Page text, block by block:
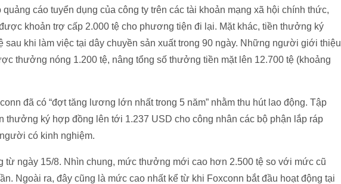
cáo tuyển dụng của công ty trên các tài khoản mạng xã hội chính thức,
khoản trợ cấp 2.000 tệ cho phương tiện đi lại. Mặt khác, tiền thưởng ký
sau khi làm việc tại dây chuyền sản xuất trong 90 ngày. Những người giới thiệu
thưởng nóng 1.200 tệ, nâng tổng số thưởng tiền mặt lên 12.700 tệ (khoảng
đã có “đợt tăng lương lớn nhất trong 5 năm” nhằm thu hút lao động. Tập
thưởng ký hợp đồng lên tới 1.237 USD cho công nhân các bộ phận lắp ráp
có kinh nghiệm.
từ ngày 15/8. Nhìn chung, mức thưởng mới cao hơn 2.500 tệ so với mức cũ
Ngoài ra, đây cũng là mức cao nhất kể từ khi Foxconn bắt đầu hoạt động tại